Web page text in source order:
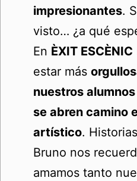
impresionantes.
visto… ¿a qué
En ÈXIT ESCÈNIC
estar más
nuestros
se abren camino
artístico.
Bruno nos
amamos tanto